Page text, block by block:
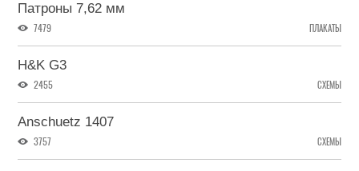
Патроны 7,62 мм
7479 ПЛАКАТЫ
H&K G3
2455 СХЕМЫ
Anschuetz 1407
3757 СХЕМЫ